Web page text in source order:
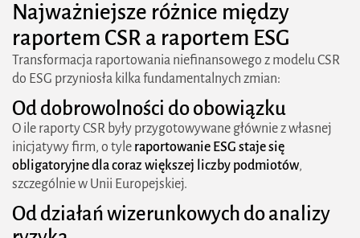
Najważniejsze różnice między
raportem CSR a raportem ESG
Transformacja raportowania niefinansowego z modelu CSR
do ESG przyniosła kilka fundamentalnych zmian:
Od dobrowolności do obowiązku
O ile raporty CSR były przygotowywane głównie z własnej
inicjatywy firm, o tyle raportowanie ESG staje się
obligatoryjne dla coraz większej liczby podmiotów,
szczególnie w Unii Europejskiej.
Od działań wizerunkowych do analizy